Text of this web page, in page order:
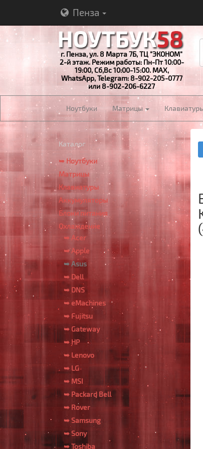
Пенза
г. Пенза, ул. 8 Марта 7Б, ТЦ "ЭКОНОМ"
2-й этаж. Режим работы: Пн-Пт 10:00-
19:00, Сб,Вс 10:00-15:00. MAX,
WhatsApp, Telegram: 8-902-205-0777
или 8-902-206-6227
Ноутбуки Матрицы
Каталог
➥ Ноутбуки
Матрицы
Клавиатуры
Аккумуляторы
Блоки питания
Охлаждение
➥ Acer
➥ Apple
➥ Asus
➥ Dell
➥ DNS
➥ eMachines
➥ Fujitsu
➥ Gateway
➥ HP
➥ Lenovo
➥ LG
➥ MSI
➥ Packard Bell
➥ Rover
➥ Samsung
➥ Sony
➥ Toshiba